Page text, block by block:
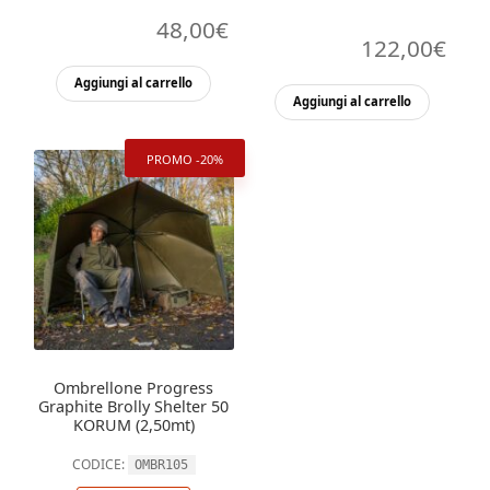
48,00€
Aggiungi al carrello
122,00€
Aggiungi al carrello
PROMO -20%
Ombrellone Progress
Graphite Brolly Shelter 50
KORUM (2,50mt)
CODICE: OMBR105